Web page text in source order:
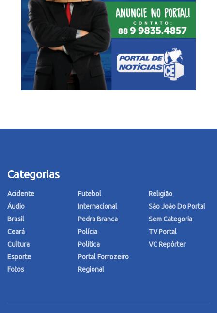
Categorias
Acidente
Áudio
Brasil
Ceará
Cultura
Esporte
Fotos
Futebol
Internacional
Pedra Branca
Polícia
Política
Portal Forrozeiro
Regional
Religião
São João Do Portal
Sem Categoria
TV Portal
VC Repórter